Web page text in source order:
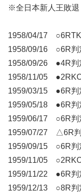
※全日本新人王敗退
1958/04/17
1958/09/16 ○6R判
1958/09/26 ●4R判
1958/11/05
1959/03/15 ●6R判
1959/05/18 ●6R判
1959/06/17 ○6R判
1959/07/27 △6R
1959/09/15 ○6R判
1959/11/05
1959/11/22 ●6R判
1959/12/13 ○8R判